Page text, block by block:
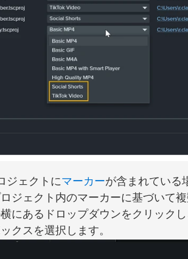
ジェクトにマーカーが含まれている
ジェクト内のマーカーに基づいて
にあるドロップダウンをクリック
クスを選択します。